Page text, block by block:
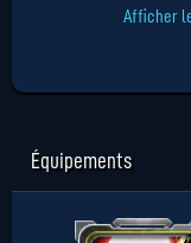
Afficher
Équipements